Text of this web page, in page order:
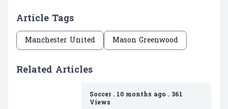
Article Tags
Manchester United Mason Greenwood
Related Articles
Soccer. 10 months ago . 361
Views